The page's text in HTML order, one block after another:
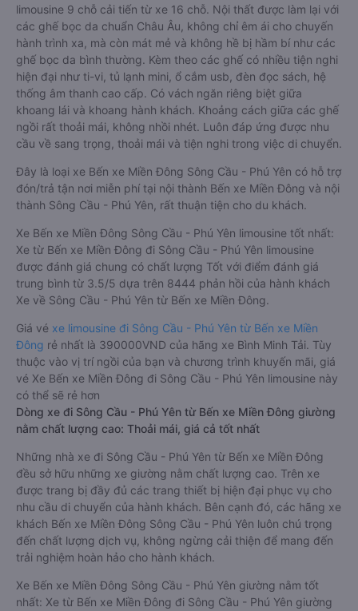
limousine 9 chỗ cải tiến từ xe 16 chỗ. Nội thất được làm lại với
các ghế bọc da chuẩn Châu Âu, không chỉ êm ái cho chuyến
hành trình xa, mà còn mát mẻ và không hề bị hầm bí như các
ghế bọc da bình thường. Kèm theo các ghế có nhiều tiện nghi
hiện đại như ti-vi, tủ lạnh mini, ổ cắm usb, đèn đọc sách, hệ
thống âm thanh cao cấp. Có vách ngăn riêng biệt giữa
khoang lái và khoang hành khách. Khoảng cách giữa các ghế
ngồi rất thoải mái, không nhồi nhét. Luôn đáp ứng được nhu
cầu về sang trọng, thoải mái và tiện nghi trong việc di chuyển.
Đây là loại xe Bến xe Miền Đông Sông Cầu - Phú Yên có hỗ trợ
đón/trả tận nơi miễn phí tại nội thành Bến xe Miền Đông và nội
thành Sông Cầu - Phú Yên, rất thuận tiện cho du khách.
Xe Bến xe Miền Đông Sông Cầu - Phú Yên limousine tốt nhất:
Xe từ Bến xe Miền Đông đi Sông Cầu - Phú Yên limousine
được đánh giá chung có chất lượng Tốt với điểm đánh giá
trung bình từ 3.5/5 dựa trên 8444 phản hồi của hành khách
Xe về Sông Cầu - Phú Yên từ Bến xe Miền Đông.
Giá vé xe limousine đi Sông Cầu - Phú Yên từ Bến xe Miền
Đông rẻ nhất là 390000VND của hãng xe Bình Minh Tải. Tùy
thuộc vào vị trí ngồi của bạn và chương trình khuyến mãi, giá
vé Xe Bến xe Miền Đông đi Sông Cầu - Phú Yên limousine này
có thể sẽ rẻ hơn
Dòng xe đi Sông Cầu - Phú Yên từ Bến xe Miền Đông giường
nằm chất lượng cao: Thoải mái, giá cả tốt nhất
Những nhà xe đi Sông Cầu - Phú Yên từ Bến xe Miền Đông
đều sở hữu những xe giường nằm chất lượng cao. Trên xe
được trang bị đầy đủ các trang thiết bị hiện đại phục vụ cho
nhu cầu di chuyển của hành khách. Bên cạnh đó, các hãng xe
khách Bến xe Miền Đông Sông Cầu - Phú Yên luôn chú trọng
đến chất lượng dịch vụ, không ngừng cải thiện để mang đến
trải nghiệm hoàn hảo cho hành khách.
Xe Bến xe Miền Đông Sông Cầu - Phú Yên giường nằm tốt
nhất: Xe từ Bến xe Miền Đông đi Sông Cầu - Phú Yên giường